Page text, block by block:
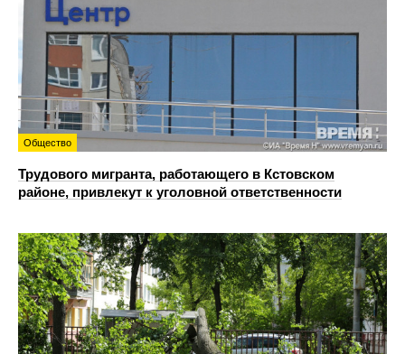
Общество
Трудового мигранта, работающего в Кстовском
районе, привлекут к уголовной ответственности